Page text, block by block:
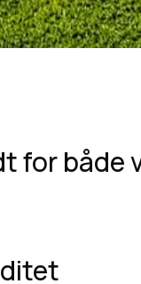
for både